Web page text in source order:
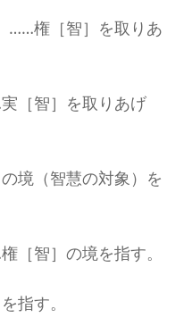
……権［智］を取りあ
［智］を取りあげ
境（智慧の対象）を
［智］の境を指す。
指す。